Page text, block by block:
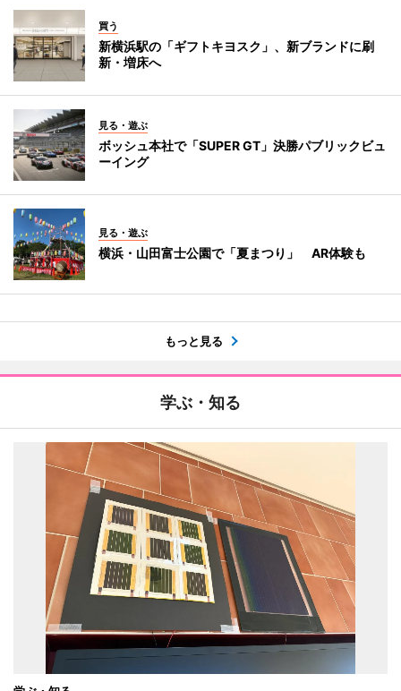
買う
新横浜駅の「ギフトキヨスク」、新ブランドに刷
新・増床へ
見る・遊ぶ
ボッシュ本社で「SUPER GT」決勝パブリックビュ
ーイング
見る・遊ぶ
横浜・山田富士公園で「夏まつり」 AR体験も
もっと見る
学ぶ・知る